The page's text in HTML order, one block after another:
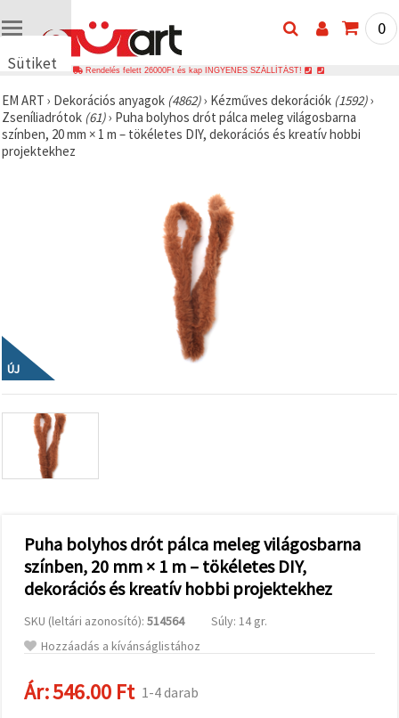
Sütiket
🍪 Cookie-
kat és
hasonló
technológiákat
hozzájárulásával
elemezzük
a
forgalmat,
relevánsabb
tartalmat
hirdetéseket
jelenítsünk
marketingpartnereink
segítségével
Az "Összes
elfogadása"
kattintva
elfogadhatja
az összes
Beállításokban
0
Rendelés felett 26000Ft és kap INGYENES SZÁLLÍTÁST!
EM ART › Dekorációs anyagok (4862)› Kézműves dekorációk (1592)›
Zseníliadrótok (61)› Puha bolyhos drót pálca meleg világosbarna
színben, 20 mm × 1 m – tökéletes DIY, dekorációs és kreatív hobbi
projektekhez
ÚJ
Puha bolyhos drót pálca meleg világosbarna
színben, 20 mm × 1 m – tökéletes DIY,
dekorációs és kreatív hobbi projektekhez
SKU (leltári azonosító): 514564
Súly: 14 gr.
Hozzáadás a kívánságlistához
Ár:546.00 Ft 1-4 darab